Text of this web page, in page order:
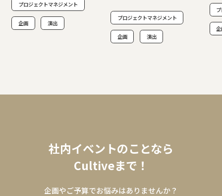
プロジェクトマネジメント
企画 演出
プロジェクトマネジメント
企画 演出
社内イベントのことなら
Cultiveまで！
企画やご予算でお悩みはありませんか？